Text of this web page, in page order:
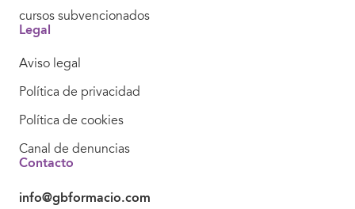
cursos subvencionados
Legal
Aviso legal
Política de privacidad
Política de cookies
Canal de denuncias
Contacto
info@gbformacio.com